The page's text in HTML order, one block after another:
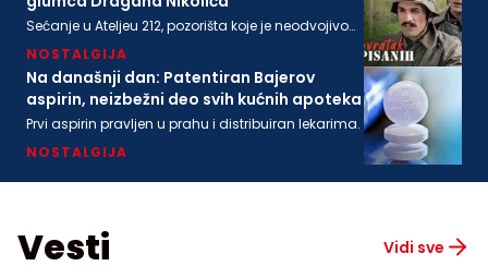
Sećanje u Ateljeu 212, pozorišta koje je neodvojivo
NOSTALGIJA
Na današnji dan: Patentiran Bajerov
aspirin, neizbežni deo svih kućnih apoteka
Prvi aspirin pravljen u prahu i distribuiran lekarima.
NOSTALGIJA
Vesti Vidi sve